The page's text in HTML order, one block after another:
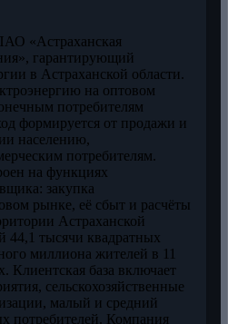
«Астраханская
гарантирующий
в Астраханской области.
на оптовом
потребителям
формируется от продажи и
населению,
потребителям.
на функциях
закупка
рынке, её сбыт и расчёты
Астраханской
44,1 тысячи квадратных
миллиона жителей в 11
Клиентская база включает
сельскохозяйственные
малый и средний
потребителей. Компания